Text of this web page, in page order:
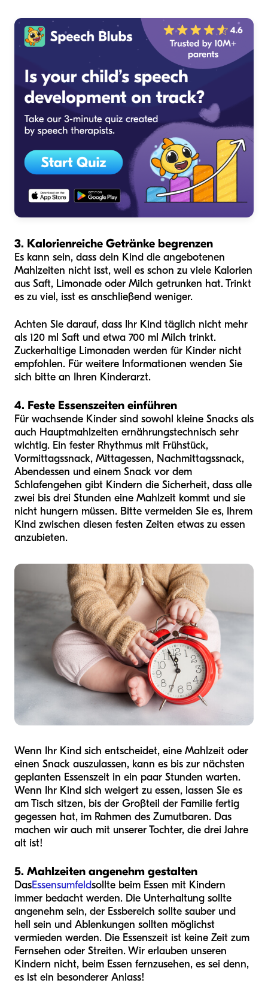
3. Kalorienreiche Getränke begrenzen
Es kann sein, dass dein Kind die angebotenen
Mahlzeiten nicht isst, weil es schon zu viele Kalorien
aus Saft, Limonade oder Milch getrunken hat. Trinkt
es zu viel, isst es anschließend weniger.
Achten Sie darauf, dass Ihr Kind täglich nicht mehr
als 120 ml Saft und etwa 700 ml Milch trinkt.
Zuckerhaltige Limonaden werden für Kinder nicht
empfohlen. Für weitere Informationen wenden Sie
sich bitte an Ihren Kinderarzt.
4. Feste Essenszeiten einführen
Für wachsende Kinder sind sowohl kleine Snacks als
auch Hauptmahlzeiten ernährungstechnisch sehr
wichtig. Ein fester Rhythmus mit Frühstück,
Vormittagssnack, Mittagessen, Nachmittagssnack,
Abendessen und einem Snack vor dem
Schlafengehen gibt Kindern die Sicherheit, dass alle
zwei bis drei Stunden eine Mahlzeit kommt und sie
nicht hungern müssen. Bitte vermeiden Sie es, Ihrem
Kind zwischen diesen festen Zeiten etwas zu essen
anzubieten.
Wenn Ihr Kind sich entscheidet, eine Mahlzeit oder
einen Snack auszulassen, kann es bis zur nächsten
geplanten Essenszeit in ein paar Stunden warten.
Wenn Ihr Kind sich weigert zu essen, lassen Sie es
am Tisch sitzen, bis der Großteil der Familie fertig
gegessen hat, im Rahmen des Zumutbaren. Das
machen wir auch mit unserer Tochter, die drei Jahre
alt ist!
5. Mahlzeiten angenehm gestalten
DasEssensumfeldsollte beim Essen mit Kindern
immer bedacht werden. Die Unterhaltung sollte
angenehm sein, der Essbereich sollte sauber und
hell sein und Ablenkungen sollten möglichst
vermieden werden. Die Essenszeit ist keine Zeit zum
Fernsehen oder Streiten. Wir erlauben unseren
Kindern nicht, beim Essen fernzusehen, es sei denn,
es ist ein besonderer Anlass!